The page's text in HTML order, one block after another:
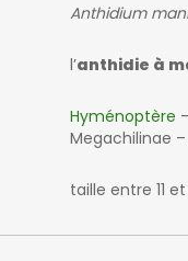
Anthidium
l’anthidie à
Hyménoptère
Megachilinae
taille entre 11